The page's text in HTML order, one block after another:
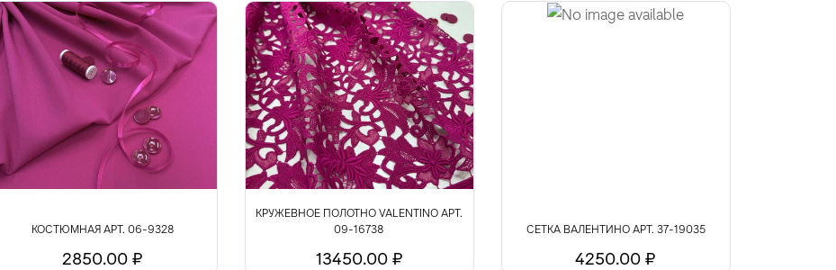
КОСТЮМНАЯ АРТ. 06-9328
2850.00 ₽
КРУЖЕВНОЕ ПОЛОТНО VALENTINO АРТ.
09-16738
13450.00 ₽
СЕТКА ВАЛЕНТИНО АРТ. 37-19035
4250.00 ₽